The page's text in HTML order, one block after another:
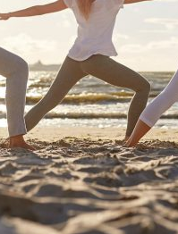
31 DE JULIO DE 2020